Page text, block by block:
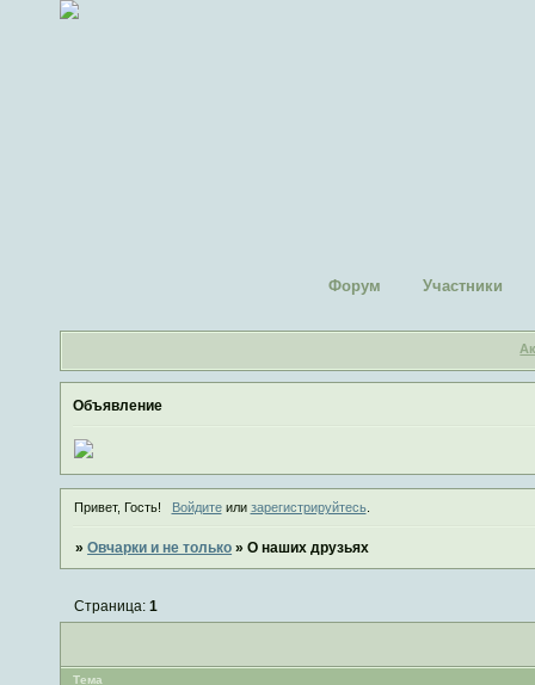
Форум Участники
Объявление
Привет, Гость! Войдитеили зарегистрируйтесь.
»Овчарки и не только »О наших друзьях
Страница:1
Тема